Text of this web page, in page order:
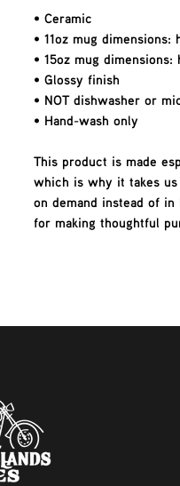
• Ceramic
• 11oz mug
• 15oz mug
• Glossy finish
• NOT dishwasher or
• Hand-wash only
This product is made
which is why it takes
on demand instead of
for making thoughtful